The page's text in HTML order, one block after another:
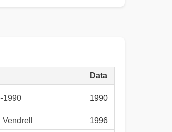
Data
1990 1990
1996